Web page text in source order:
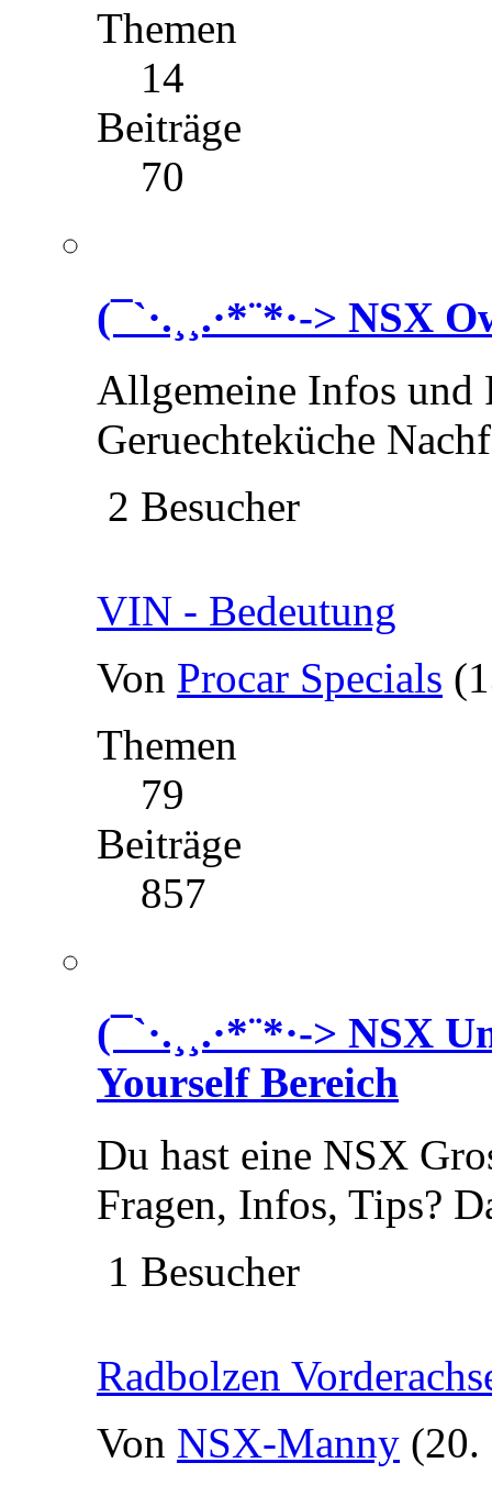
Themen
14
Beiträge
70
(¯`·.¸¸.·*¨*·-> NSX
Allgemeine Infos und
Geruechteküche
2 Besucher
VIN - Bedeutung
Von Procar Specials
Themen
79
Beiträge
857
(¯`·.¸¸.·*¨*·-> NSX
Yourself Bereich
Du hast eine NSX
Fragen, Infos, Tips?
1 Besucher
Radbolzen
Von NSX-Manny (20.